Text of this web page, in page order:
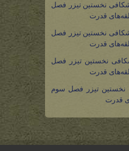
نخستین تیزر فصل
قدرت
نخستین تیزر فصل
قدرت
نخستین تیزر فصل
قدرت
نخستین تیزر فصل سوم
قدرت